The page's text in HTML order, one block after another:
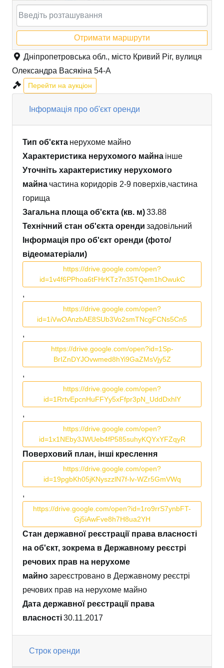
Отримати маршрути
Дніпропетровська обл., місто Кривий Ріг, вулиця
Олександра Васякіна 54-А
Перейти на аукціон
Інформація про об'єкт оренди
Тип об'єкта нерухоме майно
Характеристика нерухомого майна інше
Уточніть характеристику нерухомого
майна частина коридорів 2-9 поверхів,частина
горища
Загальна площа об'єкта (кв. м)33.88
Технічний стан об'єкта оренди задовільний
Інформація про об'єкт оренди (фото/
відеоматеріали)
https://drive.google.com/open?
id=1v4f6PPhoa6tFHrKTz7n35TQem1hOwukC
,
https://drive.google.com/open?
id=1iVwOAnzbAE8SUb3Vo2smTNcgFCNs5Cn5
,
https://drive.google.com/open?id=1Sp-
BrIZnDYJOvwmed8hYi9GaZMsVjy5Z
,
https://drive.google.com/open?
id=1RrtvEpcnHuFFYy5xFfpr3pN_UddDxhlY
,
https://drive.google.com/open?
id=1x1NEby3JWUeb4fP585suhyKQYxYFZqyR
Поверховий план, інші креслення
https://drive.google.com/open?
id=19pgbKh05jKNyszzlN7f-lv-WZr5GmVWq
,
https://drive.google.com/open?id=1ro9rrS7ynbFT-
Gj5iAwFve8h7H8ua2YH
Стан державної реєстрації права власності
на об'єкт, зокрема в Державному реєстрі
речових прав на нерухоме
майнозареєстровано в Державному реєстрі
речових прав на нерухоме майно
Дата державної реєстрації права
власності30.11.2017
Строк оренди